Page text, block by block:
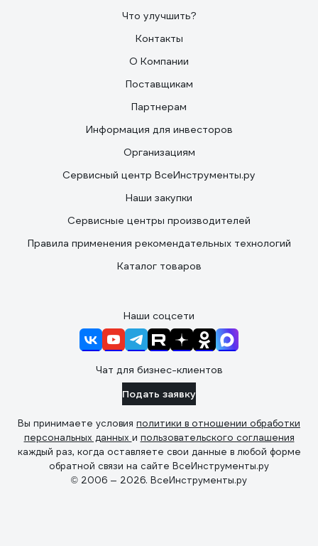
Что улучшить?
Контакты
О Компании
Поставщикам
Партнерам
Информация для инвесторов
Организациям
Сервисный центр ВсеИнструменты.ру
Наши закупки
Сервисные центры производителей
Правила применения рекомендательных технологий
Каталог товаров
Наши соцсети
Чат для бизнес-клиентов
Подать заявку
Вы принимаете условия политики в отношении обработки
персональных данных и пользовательского соглашения
каждый раз, когда оставляете свои данные в любой форме
обратной связи на сайте ВсеИнструменты.ру
© 2006 — 2026. ВсеИнструменты.ру